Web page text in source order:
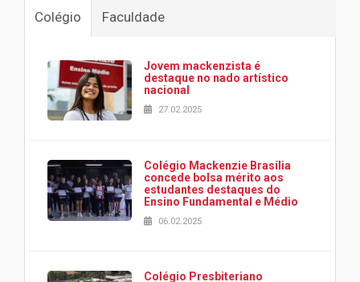
Colégio Faculdade
Jovem mackenzista é
destaque no nado artístico
nacional
27.02.2025
Colégio Mackenzie Brasília
concede bolsa mérito aos
estudantes destaques do
Ensino Fundamental e Médio
06.02.2025
Colégio Presbiteriano